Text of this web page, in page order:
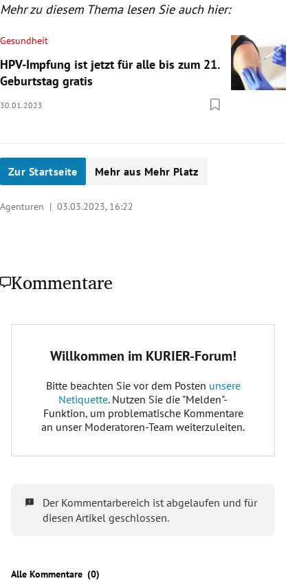
Mehr zu diesem Thema lesen Sie auch hier:
Gesundheit
HPV-Impfung ist jetzt für alle bis zum 21.
Geburtstag gratis
30.01.2023
Zur Startseite Mehr aus Mehr Platz
Agenturen | 03.03.2023, 16:22
Kommentare